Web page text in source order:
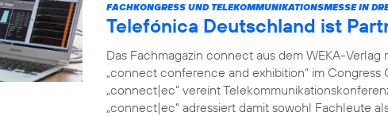
FACHKONGRESS UND TELEKOMMUNIKATIONSMESSE IN
Telefónica Deutschland ist
Das Fachmagazin connect aus dem WEKA-
„connect conference and exhibition“ im
„connect|ec“ vereint
„connect|ec“ adressiert damit sowohl Fachleute